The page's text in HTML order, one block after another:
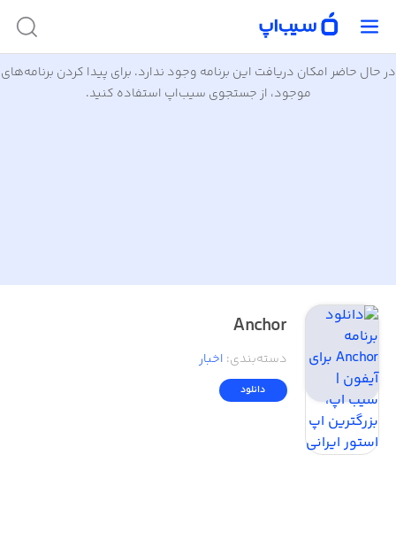
در حال حاضر امکان دریافت این برنامه وجود ندارد. برای پیدا کردن برنامه‌های
موجود، از جستجوی سیب‌اپ استفاده کنید.
Anchor
دسته‌بندی: اخبار
دانلود